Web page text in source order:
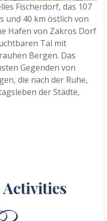
Fischerdorf, das 107
und 40 km östlich von
Hafen von Zakros Dorf
Tal mit
Bergen. Das
Gegenden von
die nach der Ruhe,
der Städte,